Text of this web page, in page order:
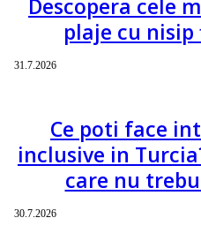
Descopera cele
plaje cu
31.7.2026
Ce poti face
inclusive in
care nu
30.7.2026